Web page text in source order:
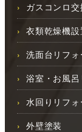
ガスコンロ交
衣類乾燥機
洗面台リフォ
浴室・お風
水回りリフォ
外壁塗装